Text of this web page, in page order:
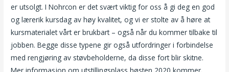
er utsolgt. I Nohrcon er det svært viktig for oss å gi deg en god
og lærerik kursdag av høy kvalitet, og vi er stolte av å høre at
kursmaterialet vårt er brukbart – også når du kommer tilbake til
jobben. Begge disse typene gir også utfordringer i forbindelse
med rengjøring av støvbeholderne, da disse fort blir skitne.